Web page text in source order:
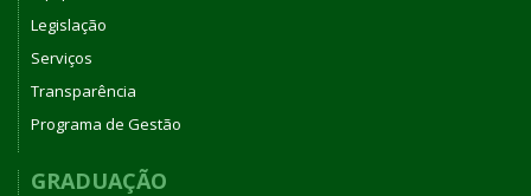
Legislação
Serviços
Transparência
Programa de Gestão
GRADUAÇÃO